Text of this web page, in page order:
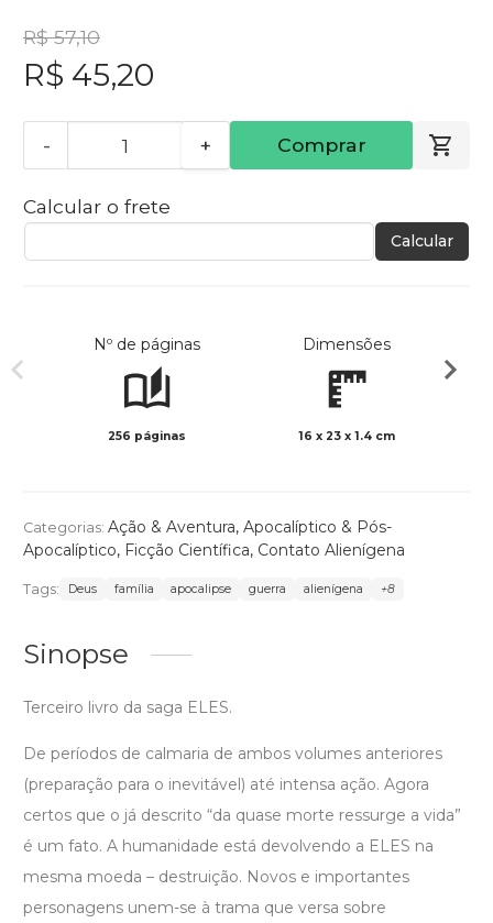
R$ 57,10
R$ 45,20
- + Comprar
Calcular o frete
Calcular
Nº de páginas
256 páginas
Dimensões
16 x 23 x 1.4 cm
Categorias: Ação & Aventura, Apocalíptico & Pós-
Apocalíptico, Ficção Científica, Contato Alienígena
Tags: Deus família apocalipse guerra alienígena +8
Sinopse
Terceiro livro da saga ELES.
De períodos de calmaria de ambos volumes anteriores
(preparação para o inevitável) até intensa ação. Agora
certos que o já descrito “da quase morte ressurge a vida”
é um fato. A humanidade está devolvendo a ELES na
mesma moeda – destruição. Novos e importantes
personagens unem-se à trama que versa sobre